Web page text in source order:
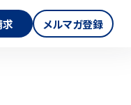
メルマガ登録